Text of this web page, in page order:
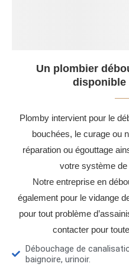
Un plombier
disponible
Plomby intervient pour le
bouchées, le curage ou
réparation ou égouttage
votre système
Notre entreprise en
également pour le vidange
pour tout problème
contacter pour
Débouchage de
baignoire, urinoir.